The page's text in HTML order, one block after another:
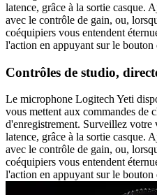
latence, grâce à la sortie casque.
avec le contrôle de gain, ou,
coéquipiers vous entendent
l'action en appuyant sur le bouton
Contrôles de studio,
Le microphone Logitech Yeti
vous mettent aux commandes de
d'enregistrement. Surveillez
latence, grâce à la sortie casque.
avec le contrôle de gain, ou,
coéquipiers vous entendent
l'action en appuyant sur le bouton